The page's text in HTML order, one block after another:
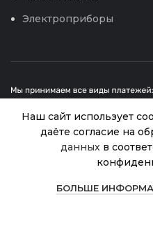
Электроприборы
Интернет
ИНН 420800180243 /
Все права защищены.
Наш сайт использует
даёте согласие на
данных в
БОЛЬШЕ
Газон
Абсолют
кг
500.00₽
Магазин Избранное